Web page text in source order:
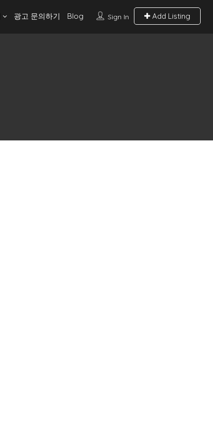
Sign In Add Listing
광고 문의하기 Blog